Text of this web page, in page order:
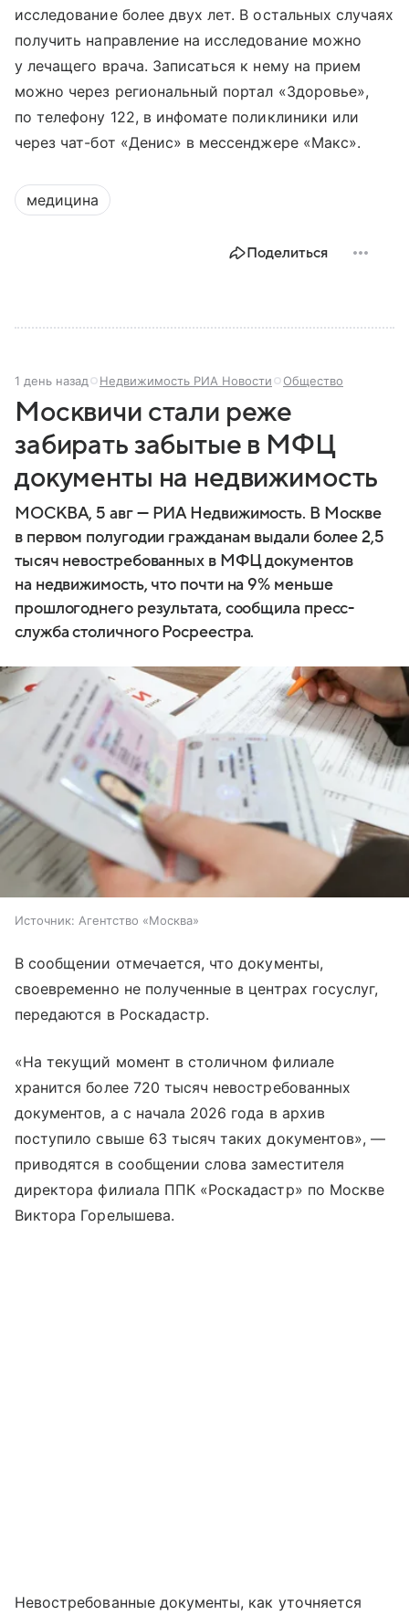
исследование более двух лет. В остальных случаях
получить направление на исследование можно
у лечащего врача. Записаться к нему на прием
можно через региональный портал «Здоровье»,
по телефону 122, в инфомате поликлиники или
через чат-бот «Денис» в мессенджере «Макс».
медицина
Поделиться
1 день назад Недвижимость РИА Новости Общество
Москвичи стали реже
забирать забытые в МФЦ
документы на недвижимость
МОСКВА, 5 авг — РИА Недвижимость. В Москве
в первом полугодии гражданам выдали более 2,5
тысяч невостребованных в МФЦ документов
на недвижимость, что почти на 9% меньше
прошлогоднего результата, сообщила пресс-
служба столичного Росреестра.
Источник: Агентство «Москва»
В сообщении отмечается, что документы,
своевременно не полученные в центрах госуслуг,
передаются в Роскадастр.
«На текущий момент в столичном филиале
хранится более 720 тысяч невостребованных
документов, а с начала 2026 года в архив
поступило свыше 63 тысяч таких документов», —
приводятся в сообщении слова заместителя
директора филиала ППК «Роскадастр» по Москве
Виктора Горелышева.
Невостребованные документы, как уточняется